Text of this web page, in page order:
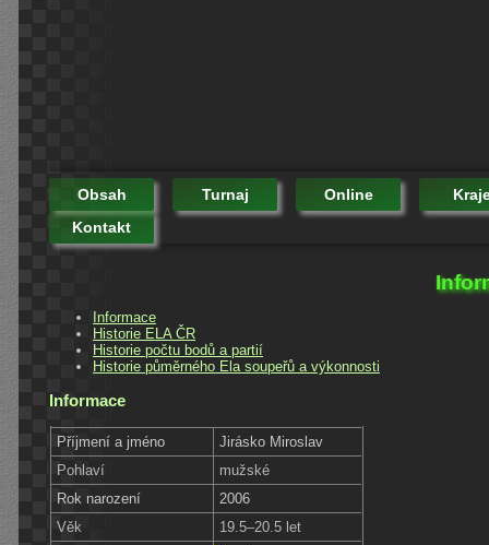
Obsah Turnaj Online
Kontakt
Informace
Historie ELA ČR
Historie počtu bodů a partií
Historie půměrného Ela soupeřů a výkonnosti
Informace
Příjmení a jméno
Jirásko Miroslav
Pohlaví
mužské
Rok narození
2006
Věk
19.5–20.5 let